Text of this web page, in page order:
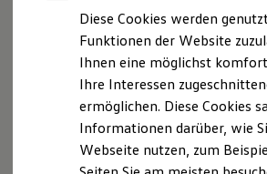
Finanzierung
Für Privatkunden
Für Gewerbekunden
Leasing
Für Privatkunden
Für Gewerbekunden
Versicherungen & Garantien
Garantien
Kfz-Versicherung für
Restschuldversicherung
Angebot anfragen
Nutzungsbedingungen
Diese Cookies werden
Funktionen der Website
Ihnen eine möglichst
Ihre Interessen
ermöglichen. Diese Cookies
Informationen darüber, wie
Webseite nutzen, zum